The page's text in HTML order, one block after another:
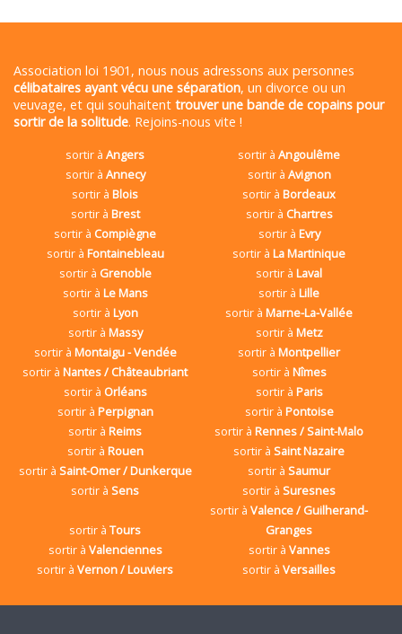
Association loi 1901, nous nous adressons aux personnes
célibataires ayant vécu une séparation, un divorce ou un
veuvage, et qui souhaitent trouver une bande de copains pour
sortir de la solitude. Rejoins-nous vite !
sortir àAngers sortir àAngoulême
sortir à Annecy sortir à Avignon
sortir àBlois sortir àBordeaux
sortir à Brest sortir à Chartres
sortir à Compiègne sortir à Evry
sortir à Fontainebleau sortir àLa Martinique
sortir à Grenoble sortir àLaval
sortir à Le Mans sortir àLille
sortir à Lyon sortir àMarne-La-Vallée
sortir à Massy sortir à Metz
sortir à Montaigu - Vendée sortir àMontpellier
sortir àNantes / Châteaubriant sortir à Nîmes
sortir à Orléans sortir à Paris
sortir à Perpignan sortir à Pontoise
sortir àReims sortir àRennes / Saint-Malo
sortir à Rouen sortir àSaint Nazaire
sortir à Saint-Omer / Dunkerque sortir àSaumur
sortir àSens sortir àSuresnes
sortir àTours
sortir àValence / Guilherand-
Granges
sortir à Valenciennes sortir à Vannes
sortir àVernon / Louviers sortir àVersailles